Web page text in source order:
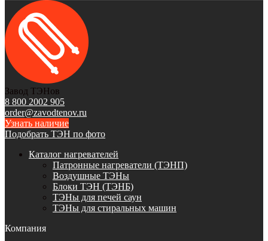
Завод ТЭНов
8 800 2002 905
order@zavodtenov.ru
Узнать наличие
Подобрать ТЭН по фото
Каталог нагревателей
Патронные нагреватели (ТЭНП)
Воздушные ТЭНы
Блоки ТЭН (ТЭНБ)
ТЭНы для печей саун
ТЭНы для стиральных машин
Компания